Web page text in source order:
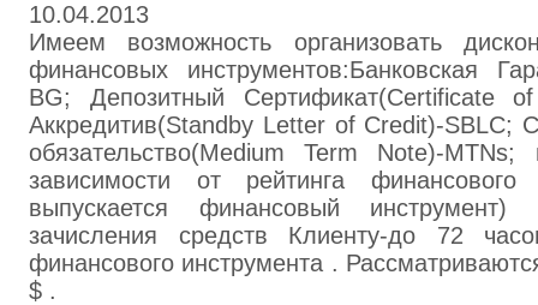
10.04.2013
Имеем возможность организовать
финансовых инструментов:Банковская
BG; Депозитный Сертификат(Certificate
Аккредитив(Standby Letter of Credit)-SBLC;
обязательство(Medium Term Note)-
зависимости от рейтинга финансового
выпускается финансовый
зачисления средств Клиенту-до 72
финансового инструмента .
$ .